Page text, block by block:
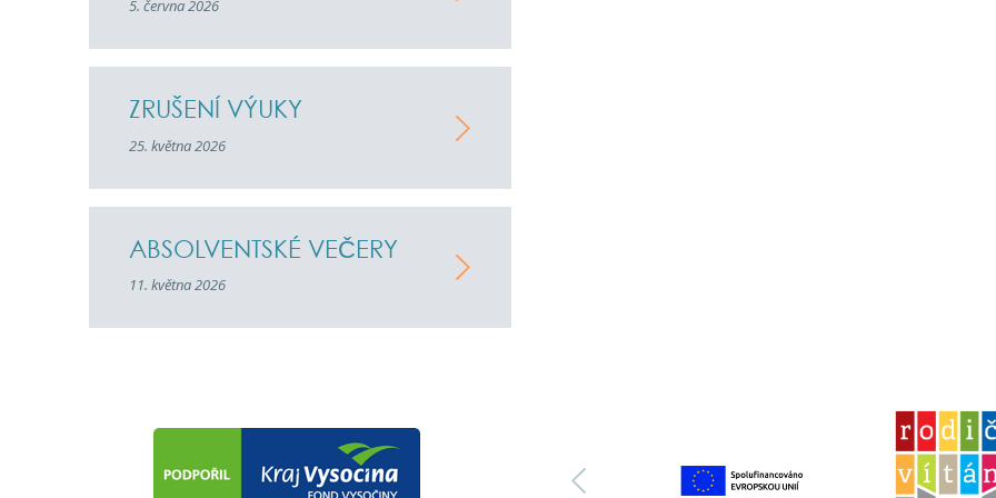
5. června 2026
ZRUŠENÍ VÝUKY
25. května 2026
ABSOLVENTSKÉ VEČERY
11. května 2026
předchozí